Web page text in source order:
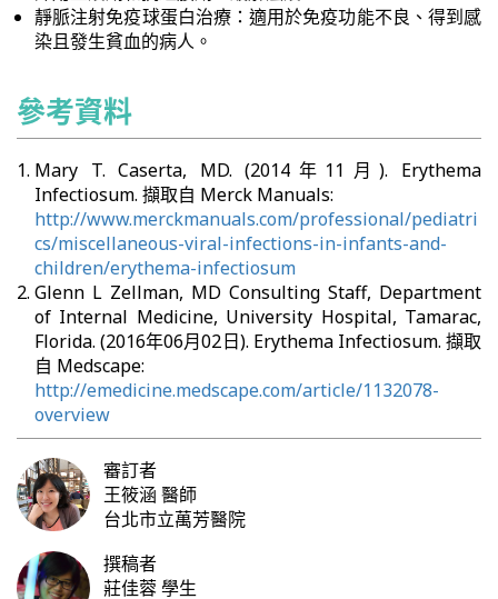
靜脈注射免疫球蛋白治療：適用於免疫功能不良、得到感
染且發生貧血的病人。
參考資料
Mary T. Caserta, MD. (2014年11月). Erythema
Infectiosum. 擷取自 Merck Manuals:
http://www.merckmanuals.com/professional/pediatri
cs/miscellaneous-viral-infections-in-infants-and-
children/erythema-infectiosum
Glenn L Zellman, MD Consulting Staff, Department
of Internal Medicine, University Hospital, Tamarac,
Florida. (2016年06月02日). Erythema Infectiosum. 擷取
自 Medscape:
http://emedicine.medscape.com/article/1132078-
overview
審訂者
王筱涵 醫師
台北市立萬芳醫院
撰稿者
莊佳蓉學生